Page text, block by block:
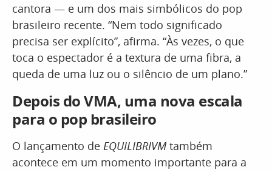
cantora — e um dos mais simbólicos do pop
brasileiro recente. “Nem todo significado
precisa ser explícito”, afirma. “Às vezes, o que
toca o espectador é a textura de uma fibra, a
queda de uma luz ou o silêncio de um plano.”
Depois do VMA, uma nova escala
para o pop brasileiro
O lançamento de EQUILIBRIVM também
acontece em um momento importante para a